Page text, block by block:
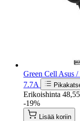
Green Cell Asus
7.7A
Erikoishinta
-19%
Lisää koriin